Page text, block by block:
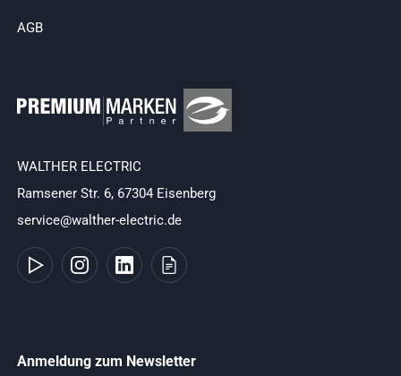
AGB
WALTHER ELECTRIC
Ramsener Str. 6, 67304 Eisenberg
service@walther-electric.de
Anmeldung zum Newsletter